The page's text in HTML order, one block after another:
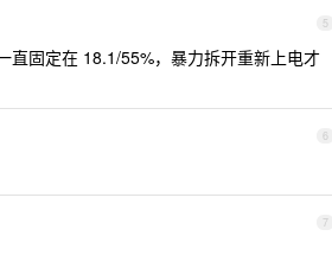
5
直固定在 18.1/55%，暴力拆开重新上电才
6
7